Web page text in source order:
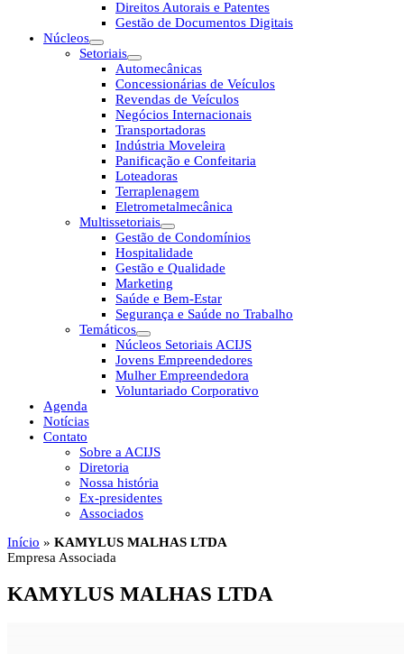
Direitos Autorais e Patentes
Gestão de Documentos Digitais
Núcleos
Setoriais
Automecânicas
Concessionárias de Veículos
Revendas de Veículos
Negócios Internacionais
Transportadoras
Indústria Moveleira
Panificação e Confeitaria
Loteadoras
Terraplenagem
Eletrometalmecânica
Multissetoriais
Gestão de Condomínios
Hospitalidade
Gestão e Qualidade
Marketing
Saúde e Bem-Estar
Segurança e Saúde no Trabalho
Temáticos
Núcleos Setoriais ACIJS
Jovens Empreendedores
Mulher Empreendedora
Voluntariado Corporativo
Agenda
Notícias
Contato
Sobre a ACIJS
Diretoria
Nossa história
Ex-presidentes
Associados
Início » KAMYLUS MALHAS LTDA
Empresa Associada
KAMYLUS MALHAS LTDA